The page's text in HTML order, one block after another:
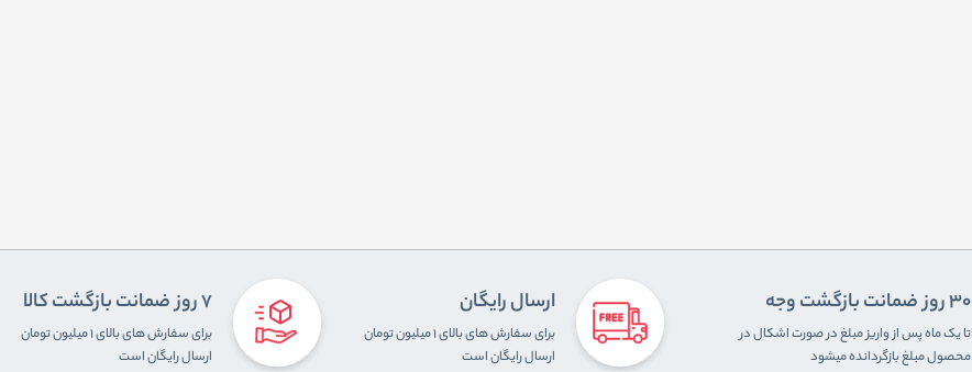
30 روز ضمانت بازگشت وجه
تا یک ماه پس از واریز مبلغ در صورت اشکال در
محصول مبلغ بازگردانده میشود
ارسال رایگان
برای سفارش های بالای ۱ میلیون تومان
ارسال رایگان است
7 روز ضمانت بازگشت کالا
برای سفارش های بالای ۱ میلیون تومان
ارسال رایگان است